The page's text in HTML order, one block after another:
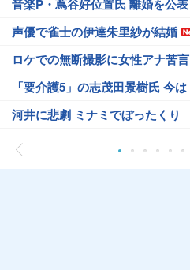
音楽P・蔦谷好位置氏 離婚を公表
声優で雀士の伊達朱里紗が結婚
ロケでの無断撮影に女性アナ苦言
「要介護5」の志茂田景樹氏 今は
河井に悲劇 ミナミでぼったくり